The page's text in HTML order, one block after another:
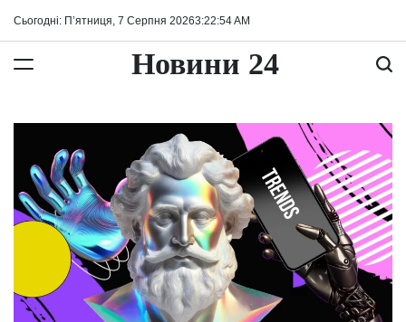
Сьогодні: П’ятниця, 7 Серпня 20263:22:54AM
Новини 24